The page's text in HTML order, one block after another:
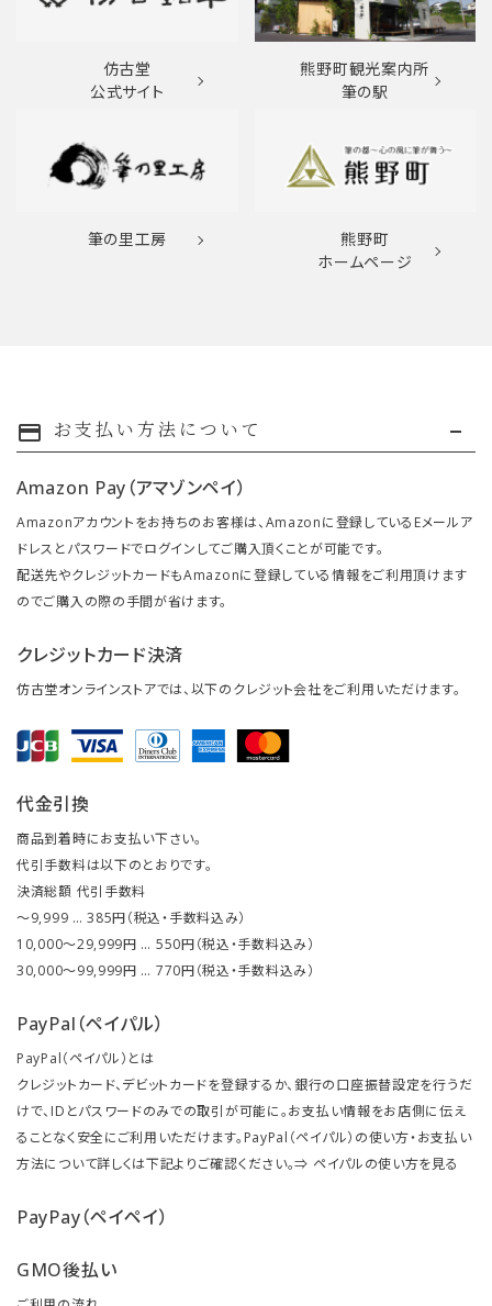
仿古堂
公式サイト
熊野町観光案内所
筆の駅
筆の里工房
熊野町
ホームページ
payment お支払い方法について
Amazon Pay（アマゾンペイ）
Amazonアカウントをお持ちのお客様は、Amazonに登録しているEメールア
ドレスとパスワードでログインしてご購入頂くことが可能です。
配送先やクレジットカードもAmazonに登録している情報をご利用頂けます
のでご購入の際の手間が省けます。
クレジットカード決済
仿古堂オンラインストアでは、以下のクレジット会社をご利用いただけます。
代金引換
商品到着時にお支払い下さい。
代引手数料は以下のとおりです。
決済総額 代引手数料
～9,999 … 385円（税込・手数料込み）
10,000～29,999円 … 550円（税込・手数料込み）
30,000～99,999円 … 770円（税込・手数料込み）
PayPal（ペイパル）
PayPal（ペイパル）とは
クレジットカード、デビットカードを登録するか、銀行の口座振替設定を行うだ
けで、IDとパスワードのみでの取引が可能に。お支払い情報をお店側に伝え
ることなく安全にご利用いただけます。PayPal（ペイパル）の使い方・お支払い
方法について詳しくは下記よりご確認ください。⇒ ペイパルの使い方を見る
PayPay（ペイペイ）
GMO後払い